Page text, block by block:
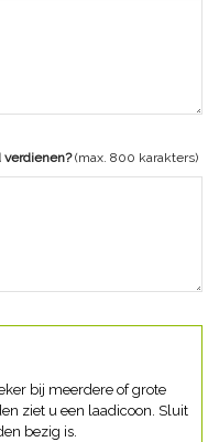
verdienen?(max. 800 karakters)
bij meerdere of grote
ziet u een laadicoon. Sluit
bezig is.